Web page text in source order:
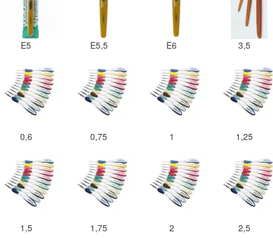
E5 E5,5 E6 3,5
0,6 0,75 1 1,25
1,5 1,75 2 2,5